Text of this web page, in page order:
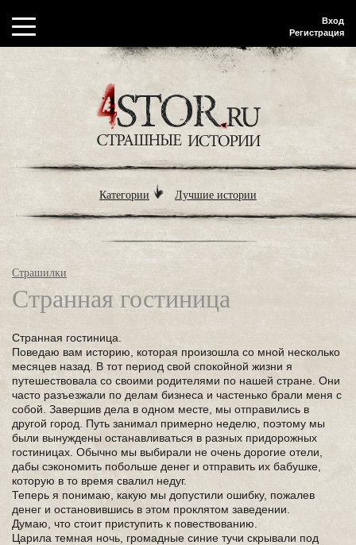
Вход
Регистрация
Категории Лучшие истории
Страшилки
Странная гостиница
Странная гостиница.
Поведаю вам историю, которая произошла со мной несколько
месяцев назад. В тот период свой спокойной жизни я
путешествовала со своими родителями по нашей стране. Они
часто разъезжали по делам бизнеса и частенько брали меня с
собой. Завершив дела в одном месте, мы отправились в
другой город. Путь занимал примерно неделю, поэтому мы
были вынуждены останавливаться в разных придорожных
гостиницах. Обычно мы выбирали не очень дорогие отели,
дабы сэкономить побольше денег и отправить их бабушке,
которую в то время свалил недуг.
Теперь я понимаю, какую мы допустили ошибку, пожалев
денег и остановившись в этом проклятом заведении.
Думаю, что стоит приступить к повествованию.
Царила темная ночь, громадные синие тучи скрывали под